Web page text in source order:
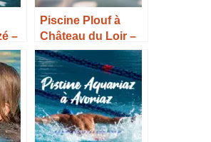
–
et
Piscine Plouf à
Château du Loir –
Horaires, Tarifs et
Infos –